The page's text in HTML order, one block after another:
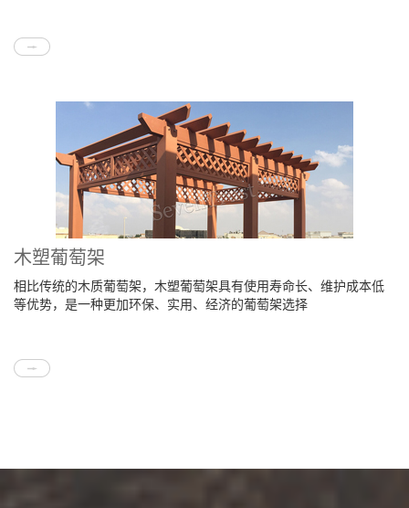
木塑葡萄架
相比传统的木质葡萄架，木塑葡萄架具有使用寿命长、维护成本低
等优势，是一种更加环保、实用、经济的葡萄架选择